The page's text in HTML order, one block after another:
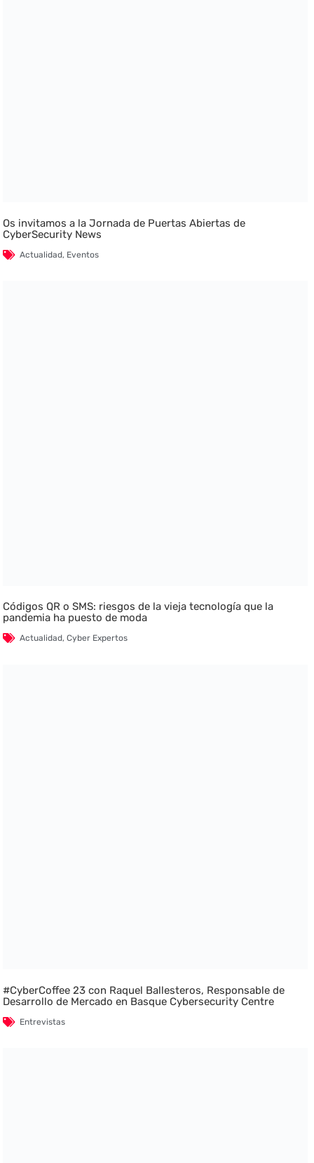
Os invitamos a la Jornada de Puertas Abiertas de
CyberSecurity News
Actualidad, Eventos
Códigos QR o SMS: riesgos de la vieja tecnología que la
pandemia ha puesto de moda
Actualidad,Cyber Expertos
#CyberCoffee 23 con Raquel Ballesteros, Responsable de
Desarrollo de Mercado en Basque Cybersecurity Centre
Entrevistas